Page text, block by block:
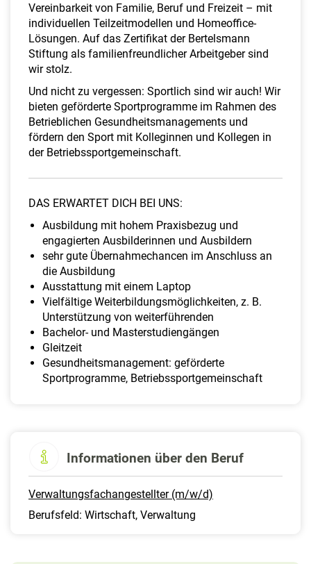
Vereinbarkeit von Familie, Beruf und Freizeit – mit
individuellen Teilzeitmodellen und Homeoffice-
Lösungen. Auf das Zertifikat der Bertelsmann
Stiftung als familienfreundlicher Arbeitgeber sind
wir stolz.
Und nicht zu vergessen: Sportlich sind wir auch! Wir
bieten geförderte Sportprogramme im Rahmen des
Betrieblichen Gesundheitsmanagements und
fördern den Sport mit Kolleginnen und Kollegen in
der Betriebssportgemeinschaft.
DAS ERWARTET DICH BEI UNS:
Ausbildung mit hohem Praxisbezug und
engagierten Ausbilderinnen und Ausbildern
sehr gute Übernahmechancen im Anschluss an
die Ausbildung
Ausstattung mit einem Laptop
Vielfältige Weiterbildungsmöglichkeiten, z. B.
Unterstützung von weiterführenden
Bachelor- und Masterstudiengängen
Gleitzeit
Gesundheitsmanagement: geförderte
Sportprogramme, Betriebssportgemeinschaft
Informationen über den Beruf
Verwaltungsfachangestellter (m/w/d)
Berufsfeld: Wirtschaft, Verwaltung